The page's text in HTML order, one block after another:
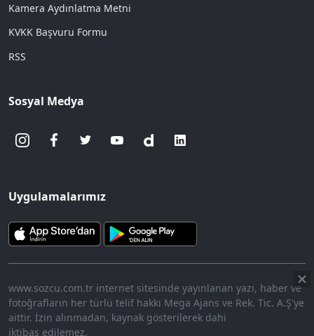
Kamera Aydınlatma Metni
KVKK Başvuru Formu
RSS
Sosyal Medya
Uygulamalarımız
www.sozcu.com.tr internet sitesinde yayınlanan yazı, haber ve
fotoğrafların her türlü telif hakkı Mega Ajans ve Rek. Tic. A.Ş'ye
aittir. İzin alınmadan, kaynak gösterilerek dahi
iktibas edilemez.